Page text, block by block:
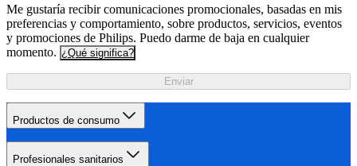
Me gustaría recibir comunicaciones promocionales, basadas en mis
preferencias y comportamiento, sobre productos, servicios, eventos
y promociones de Philips. Puedo darme de baja en cualquier
momento. ¿Qué significa?
Enviar
Productos de consumo
Profesionales sanitarios